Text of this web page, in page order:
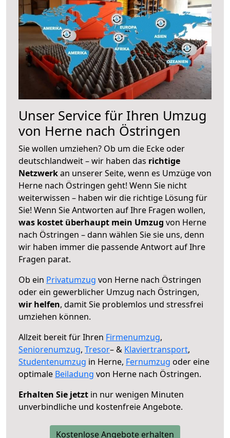
Unser Service für Ihren Umzug
von Herne nach Östringen
Sie wollen umziehen? Ob um die Ecke oder
deutschlandweit – wir haben das richtige
Netzwerkan unserer Seite, wenn es Umzüge von
Herne nach Östringen geht! Wenn Sie nicht
weiterwissen – haben wir die richtige Lösung für
Sie! Wenn Sie Antworten auf Ihre Fragen wollen,
was kostet überhaupt mein Umzug von Herne
nach Östringen – dann wählen Sie sie uns, denn
wir haben immer die passende Antwort auf Ihre
Fragen parat.
Ob ein Privatumzug von Herne nach Östringen
oder ein gewerblicher Umzug nach Östringen,
wir helfen, damit Sie problemlos und stressfrei
umziehen können.
Allzeit bereit für Ihren Firmenumzug,
Seniorenumzug, Tresor– & Klaviertransport,
Studentenumzug in Herne, Fernumzug oder eine
optimale Beiladung von Herne nach Östringen.
Erhalten Sie jetzt in nur wenigen Minuten
unverbindliche und kostenfreie Angebote.
Kostenlose Angebote erhalten